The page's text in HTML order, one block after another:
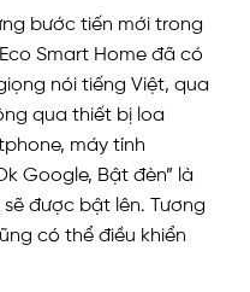
bước tiến mới trong
Smart Home đã có
nói tiếng Việt, qua
qua thiết bị loa
máy tính
Google, Bật đèn” là
được bật lên. Tương
có thể điều khiển